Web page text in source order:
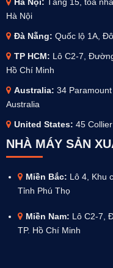
Hà Nội
Đà Nẵng: Quốc lộ 1A,
TP HCM: Lô C2-7,
Hồ Chí Minh
Australia: 34
Australia
United States: 45
NHÀ MÁY SẢN
Miền Bắc: Lô 4, Khu
Tỉnh Phú Thọ
Miền Nam: Lô C2-7,
TP. Hồ Chí Minh